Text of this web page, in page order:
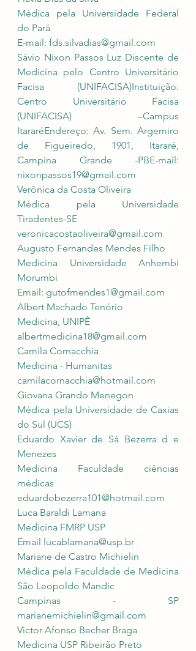
Médica pela Universidade Federal
do Pará
E-mail: fds.silvadias@gmail.com
Sávio Nixon Passos Luz Discente de
Medicina pelo Centro Universitário
Facisa (UNIFACISA)Instituição:
Centro Universitário Facisa
(UNIFACISA) –Campus
ItararéEndereço: Av. Sem. Argemiro
de Figueiredo, 1901, Itararé,
nixonpassos19@gmail.com
Verônica da Costa Oliveira
Médica pela Universidade
Tiradentes-SE
veronicacostaoliveira@gmail.com
Augusto Fernandes Mendes Filho
Medicina Universidade Anhembi
Morumbi
Email: gutofmendes1@gmail.com
Albert Machado Tenório
Medicina, UNIPÊ
albertmedicina18@gmail.com
Camila Cornacchia
Medicina - Humanitas
camilacornacchia@hotmail.com
Giovana Grando Menegon
Médica pela Universidade de Caxias
do Sul (UCS)
Eduardo Xavier de Sá Bezerra d e
Menezes
Medicina Faculdade ciências
médicas
eduardobezerra101@hotmail.com
Luca Baraldi Lamana
Medicina FMRP USP
Email lucablamana@usp.br
Mariane de Castro Michielin
Médica pela Faculdade de Medicina
São Leopoldo Mandic
marianemichielin@gmail.com
Victor Afonso Becher Braga
Medicina USP Ribeirão Preto